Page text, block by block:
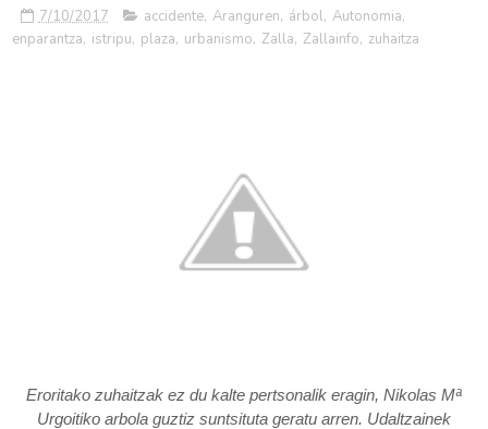
7/10/2017 accidente, Aranguren, árbol, Autonomia,
enparantza, istripu, plaza, urbanismo, Zalla, Zallainfo, zuhaitza
Eroritako zuhaitzak ez du kalte pertsonalik eragin, Nikolas Mª
Urgoitiko arbola guztiz suntsituta geratu arren. Udaltzainek